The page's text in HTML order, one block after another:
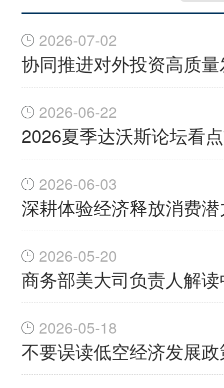
2026-07-02
协同推进对外投资高质
2026-06-22
2026夏季达沃斯论坛看
2026-06-03
深耕体验经济释放消费
2026-05-20
商务部美大司负责人解
2026-05-18
不要误读低空经济发展